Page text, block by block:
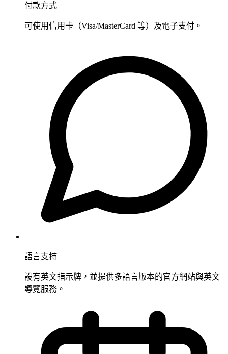
付款方式
可使用信用卡（Visa/MasterCard 等）及電子支付。
語言支持
設有英文指示牌，並提供多語言版本的官方網站與英文
導覽服務。